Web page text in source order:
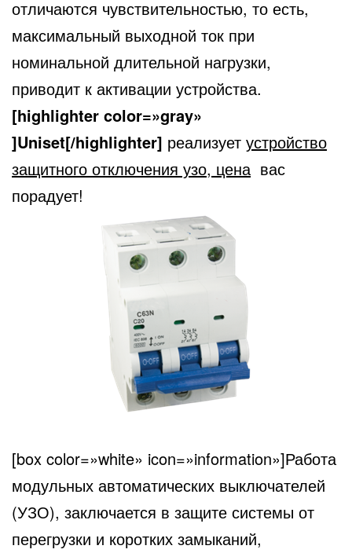
отличаются чувствительностью, то есть,
максимальный выходной ток при
номинальной длительной нагрузки,
приводит к активации устройства.
[highlighter color=»gray»
]Uniset[/highlighter] реализует устройство
защитного отключения узо, ценавас
порадует!
[box color=»white» icon=»information»]Работа
модульных автоматических выключателей
(УЗО), заключается в защите системы от
перегрузки и коротких замыканий,